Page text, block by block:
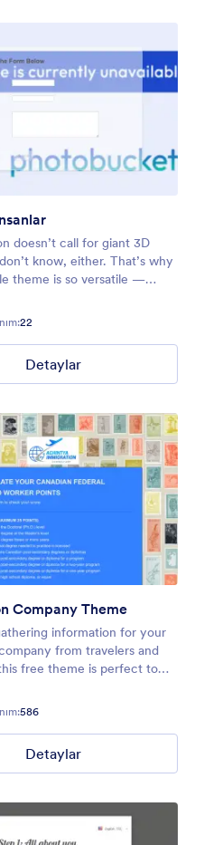
doesn’t call for giant 3D
know, either. That’s why
theme is so versatile —
more. Don’t hesitate to
your needs!
22
Detaylar
Company Theme
information for your
from travelers and
free theme is perfect to
stamps from all over the
will celebrate the beauty
586
Detaylar